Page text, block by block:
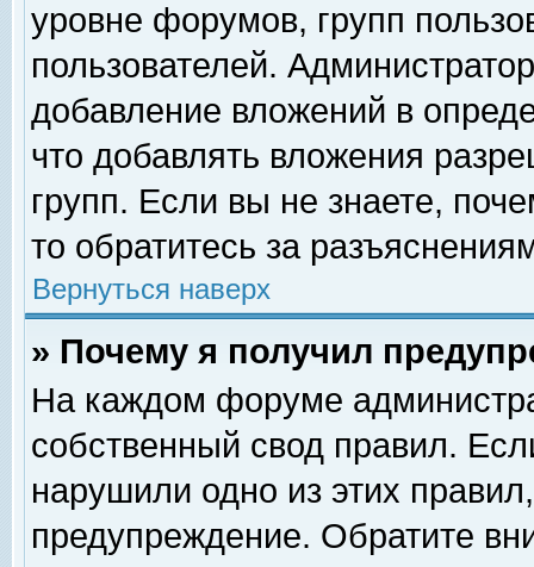
уровне форумов, групп
пользователей.
добавление вложений в
что добавлять вложения
групп. Если вы не знаете,
то обратитесь за
Вернуться наверх
» Почему я получил
На каждом форуме
собственный свод правил.
нарушили одно из этих
предупреждение. Обратите